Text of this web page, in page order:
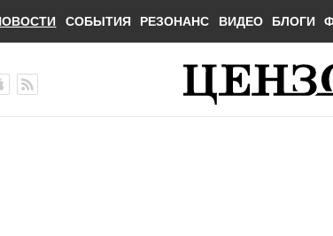
СОБЫТИЯ РЕЗОНАНС ВИДЕО БЛОГИ